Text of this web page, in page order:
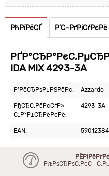
РћРїРёСЃ Р’С–РґРіСѓРєРё
IDA MIX 4293-3A
Р’РёСЂРѕР±РЅРёРє: Azzardo
РђСЂС‚РёРєСѓР»
С„Р°Р±СЂРёРєРё:
4293-3A
EAN:
РљРѕСЂРѕС‚РєС–